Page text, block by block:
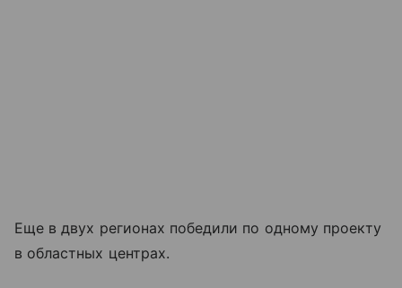
Еще в двух регионах победили по одному проекту
в областных центрах.